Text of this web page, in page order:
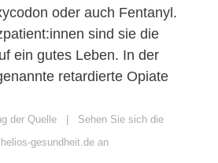
oder auch Fentanyl.
sind sie die
ein gutes Leben. In der
retardierte Opiate
der Quelle | Sehen Sie sich die
gesundheit.de an